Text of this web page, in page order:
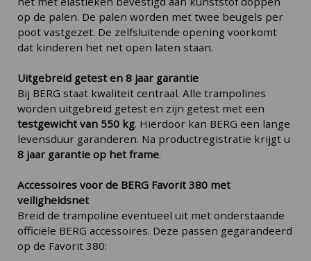
op de palen. De palen worden met twee beugels per
poot vastgezet. De zelfsluitende opening voorkomt
dat kinderen het net open laten staan.
Uitgebreid getest en 8 jaar garantie
Bij BERG staat kwaliteit centraal. Alle trampolines
worden uitgebreid getest en zijn getest met een
testgewicht van 550 kg. Hierdoor kan BERG een lange
levensduur garanderen. Na productregistratie krijgt u
8 jaar garantie op het frame.
Accessoires voor de BERG Favorit 380 met
veiligheidsnet
Breid de trampoline eventueel uit met onderstaande
officiële BERG accessoires. Deze passen gegarandeerd
op de Favorit 380: